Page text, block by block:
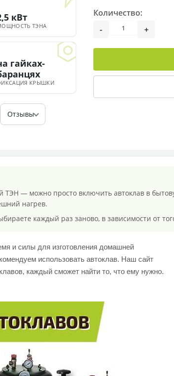
Количество:
-
+
ТЭНА
кВт
КРЫШКИ
гайках-
Отзывы
ТЭН — можно просто включить автоклав в
нагрев.
каждый раз заново, в зависимости от
и силы для изготовления домашней
использовать автоклав. Наш сайт
каждый сможет найти то, что ему нужно.